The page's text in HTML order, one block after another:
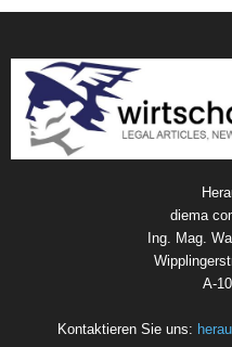
diema
Ing. Mag.
A-
Kontaktieren Sie uns: